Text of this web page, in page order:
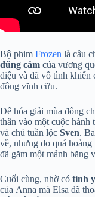
Bộ phim Frozen là câu
dũng cảm của vương
diệu và đã vô tình khiến
đông vĩnh cữu.
Để hóa giải mùa đông
thân vào một cuộc hành
và chú tuần lộc Sven.
về, nhưng do quá
đã găm một mảnh băng
Cuối cùng, nhờ có tình
của Anna mà Elsa đã